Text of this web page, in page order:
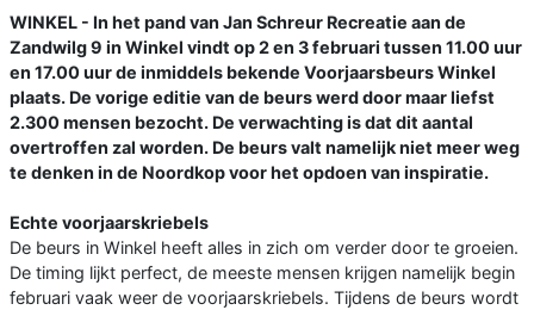
WINKEL - In het pand van Jan Schreur Recreatie aan de
Zandwilg 9 in Winkel vindt op 2 en 3 februari tussen 11.00 uur
en 17.00 uur de inmiddels bekende Voorjaarsbeurs Winkel
plaats. De vorige editie van de beurs werd door maar liefst
2.300 mensen bezocht. De verwachting is dat dit aantal
overtroffen zal worden. De beurs valt namelijk niet meer weg
te denken in de Noordkop voor het opdoen van inspiratie.
Echte voorjaarskriebels
De beurs in Winkel heeft alles in zich om verder door te groeien.
De timing lijkt perfect, de meeste mensen krijgen namelijk begin
februari vaak weer de voorjaarskriebels. Tijdens de beurs wordt